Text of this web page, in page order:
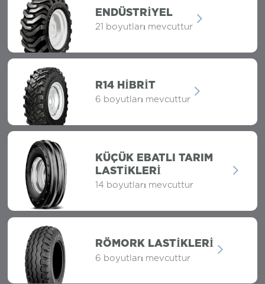
ENDÜSTRIYEL
21 boyutları mevcuttur
R14 HIBRIT
6 boyutları mevcuttur
KÜÇÜK EBATLI TARIM
LASTIKLERI
14 boyutları mevcuttur
RÖMORK LASTİKLERİ
6 boyutları mevcuttur